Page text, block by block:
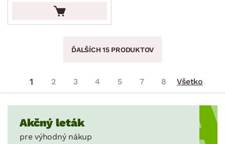
ĎALŠÍCH 15 PRODUKTOV
1 2 3 4 5 7 8 Všetko
Akčný leták
pre výhodný nákup